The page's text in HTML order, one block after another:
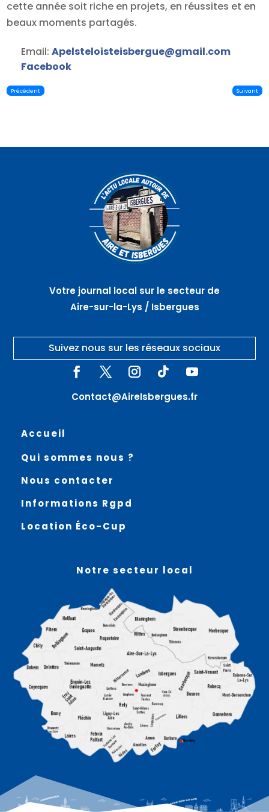
cette année soit riche en projets, en réussites et en
beaux moments partagés.
Email:Apelsteloisteisbergue@gmail.com
Facebook
Précédent Suivant
Votre journal local sur le secteur de
Aire-sur-la-Lys / Isbergues
Suivez nous sur les réseaux sociaux
Contact@AireIsbergues.fr
Accueil
Qui sommes nous ?
Nous contacter
Informations Rgpd
Location Éco-Cup
Notre secteur local